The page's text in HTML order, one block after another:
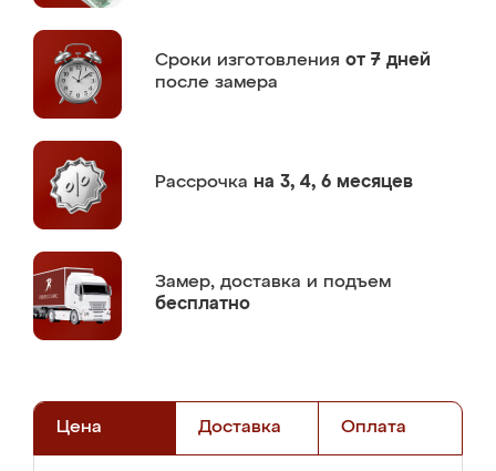
Сроки изготовления от 7 дней
после замера
Рассрочка на 3, 4, 6 месяцев
Замер, доставка и подъем
бесплатно
Цена Доставка Оплата